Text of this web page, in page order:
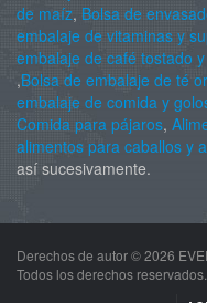
de maíz, Bolsa de
embalaje de vitaminas y
embalaje de café tostado
,Bolsa de embalaje de té
embalaje de comida y
Comida para pájaros,
alimentos para caballos y
así sucesivamente.
Derechos de autor ©2026
Todos los derechos